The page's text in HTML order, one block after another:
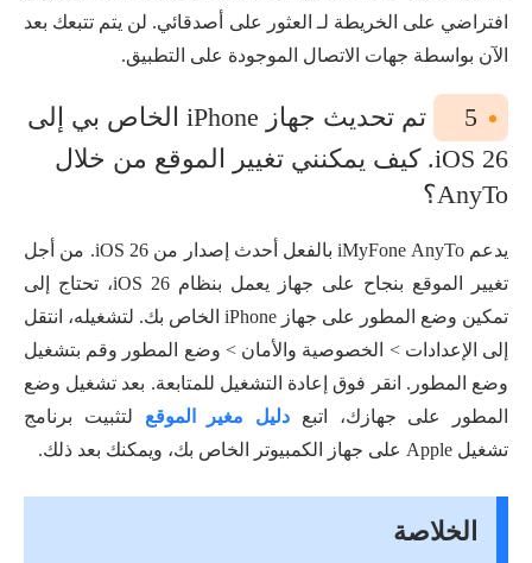
افتراضي على الخريطة لـ العثور على أصدقائي. لن يتم تتبعك بعد
الآن بواسطة جهات الاتصال الموجودة على التطبيق.
5
تم تحديث جهاز iPhone الخاص بي إلى
iOS 26. كيف يمكنني تغيير الموقع من خلال
AnyTo؟
يدعم iMyFone AnyTo بالفعل أحدث إصدار من iOS 26. من أجل
تغيير الموقع بنجاح على جهاز يعمل بنظام iOS 26، تحتاج إلى
تمكين وضع المطور على جهاز iPhone الخاص بك. لتشغيله، انتقل
إلى الإعدادات > الخصوصية والأمان > وضع المطور وقم بتشغيل
وضع المطور. انقر فوق إعادة التشغيل للمتابعة. بعد تشغيل وضع
المطور على جهازك، اتبع دليل مغير الموقع لتثبيت برنامج
تشغيل Apple على جهاز الكمبيوتر الخاص بك، ويمكنك بعد ذلك.
الخلاصة